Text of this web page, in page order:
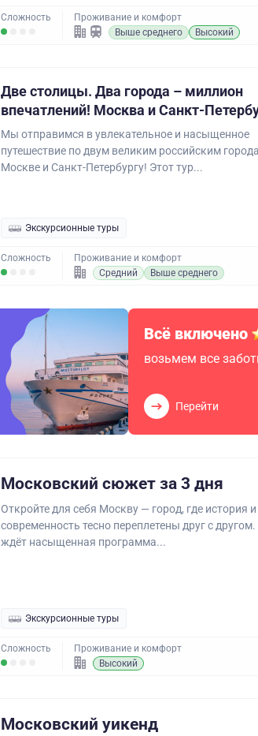
Сложность
Проживание и комфорт
Выше среднего
Высокий
Две столицы. Два города – миллион
впечатлений! Москва и Санкт-
Мы отправимся в увлекательное и насыщенное
путешествие по двум великим российским
Москве и Санкт-Петербургу! Этот тур...
Экскурсионные туры
Сложность
Проживание и комфорт
Средний
Выше среднего
Всё включено
возьмем все
Перейти
Московский сюжет за 3 дня
Откройте для себя Москву — город, где история и
современность тесно переплетены друг с
ждёт насыщенная программа...
Экскурсионные туры
Сложность
Проживание и комфорт
Высокий
Московский уикенд